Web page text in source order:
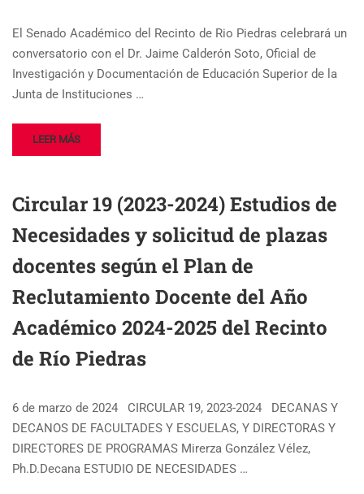
El Senado Académico del Recinto de Rio Piedras celebrará un
conversatorio con el Dr. Jaime Calderón Soto, Oficial de
Investigación y Documentación de Educación Superior de la
Junta de Instituciones …
LEER MÁS
Circular 19 (2023-2024) Estudios de
Necesidades y solicitud de plazas
docentes según el Plan de
Reclutamiento Docente del Año
Académico 2024-2025 del Recinto
de Río Piedras
6 de marzo de 2024 CIRCULAR 19, 2023-2024 DECANAS Y
DECANOS DE FACULTADES Y ESCUELAS, Y DIRECTORAS Y
DIRECTORES DE PROGRAMAS Mirerza González Vélez,
Ph.D.Decana ESTUDIO DE NECESIDADES …